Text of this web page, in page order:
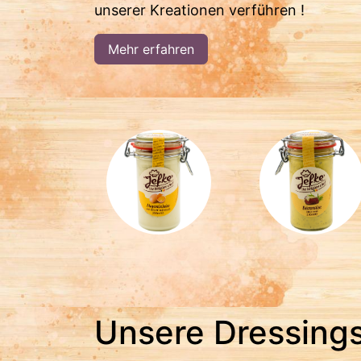
unserer Kreationen verführen !
Mehr erfahren
Unsere